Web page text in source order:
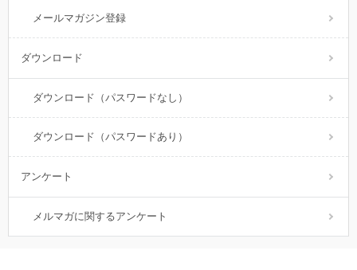
メールマガジン登録
ダウンロード
ダウンロード（パスワードなし）
ダウンロード（パスワードあり）
アンケート
メルマガに関するアンケート